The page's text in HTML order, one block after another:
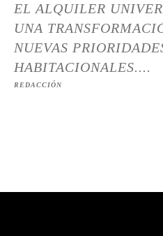
EL ALQUILER
UNA
NUEVAS
HABITACIONALES....
REDACCIÓN